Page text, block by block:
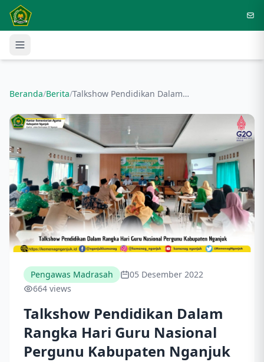
Langsung ke konten utama
Beranda/Berita/ Talkshow Pendidikan Dalam Rangka Hari Guru Nasional Pergunu Kabupaten Nganjuk
Pengawas Madrasah
05 Desember 2022
664 views
Talkshow Pendidikan Dalam
Rangka Hari Guru Nasional
Pergunu Kabupaten Nganjuk